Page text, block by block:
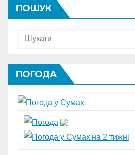
ПОШУК
ПОГОДА